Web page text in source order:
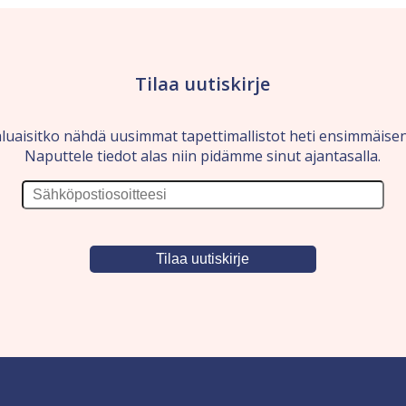
Tilaa uutiskirje
nähdä uusimmat tapettimallistot heti
Naputtele tiedot alas niin pidämme sinut ajantasalla.